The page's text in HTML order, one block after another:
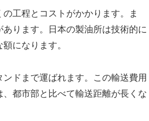
工程とコストがかかります。ま
ります。日本の製油所は技術的に
になります。
ドまで運ばれます。この輸送費用
都市部と比べて輸送距離が長くな